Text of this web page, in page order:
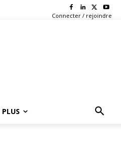
Connecter / rejoindre
PLUS